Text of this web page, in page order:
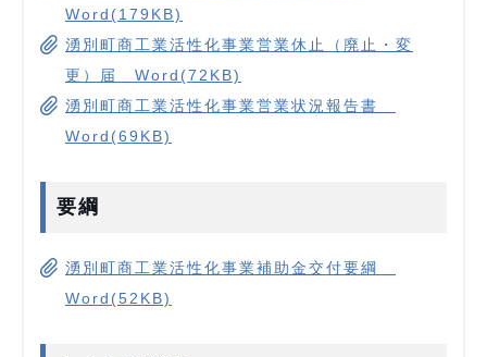
Word(179KB)
湧別町商工業活性化事業営業休止（廃止・変
更）届 Word(72KB)
湧別町商工業活性化事業営業状況報告書
Word(69KB)
要綱
湧別町商工業活性化事業補助金交付要綱
Word(52KB)